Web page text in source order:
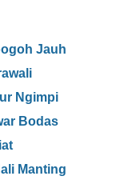
Jauh
Ngimpi
Bodas
Manting